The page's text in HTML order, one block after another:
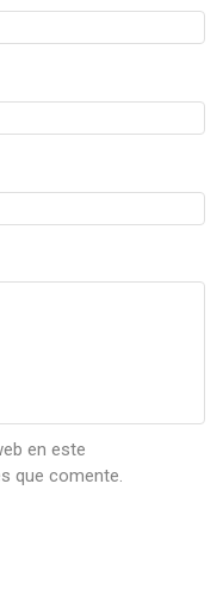
en este
que comente.